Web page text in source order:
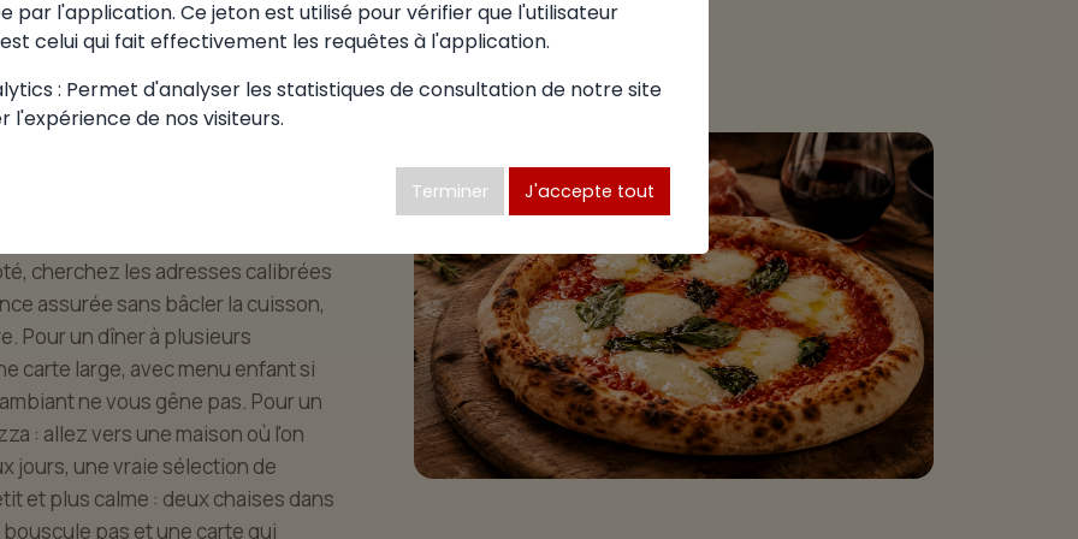
choisir à
pizzéria mérite réflexion. À
variée pour que chaque convive
avant de réserver : quel est
cherchez les adresses calibrées
assurée sans bâcler la cuisson,
Pour un dîner à plusieurs
carte large, avec menu enfant si
ne vous gêne pas. Pour un
: allez vers une maison où l'on
jours, une vraie sélection de
et plus calme : deux chaises dans
pas et une carte qui
par l'application. Ce jeton est utilisé pour vérifier que l'utilisateur
celui qui fait effectivement les requêtes à l'application.
: Permet d'analyser les statistiques de consultation de notre site
l'expérience de nos visiteurs.
Terminer J'accepte tout